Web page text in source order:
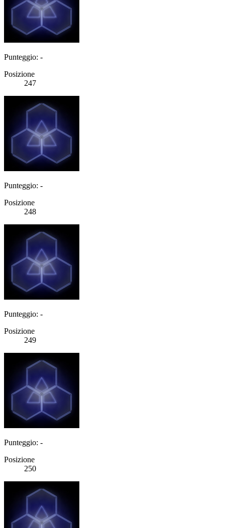
Punteggio: -
Posizione
247
Punteggio: -
Posizione
248
Punteggio: -
Posizione
249
Punteggio: -
Posizione
250